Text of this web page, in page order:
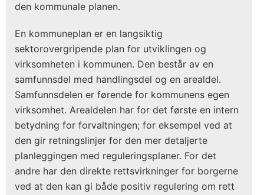
den kommunale planen.
En kommuneplan er en langsiktig
sektorovergripende plan for utviklingen og
virksomheten i kommunen. Den består av en
samfunnsdel med handlingsdel og en arealdel.
Samfunnsdelen er førende for kommunens egen
virksomhet. Arealdelen har for det første en intern
betydning for forvaltningen; for eksempel ved at
den gir retningslinjer for den mer detaljerte
planleggingen med reguleringsplaner. For det
andre har den direkte rettsvirkninger for borgerne
ved at den kan gi både positiv regulering om rett